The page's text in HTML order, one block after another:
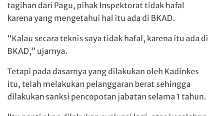
tagihan dari Pagu, pihak Inspektorat tidak hafal
karena yang mengetahui hal itu ada di BKAD.
“Kalau secara teknis saya tidak hafal, karena itu ada di
BKAD,” ujarnya.
Tetapi pada dasarnya yang dilakukan oleh Kadinkes
itu, telah melakukan pelanggaran berat sehingga
dilakukan sanksi pencopotan jabatan selama 1 tahun.